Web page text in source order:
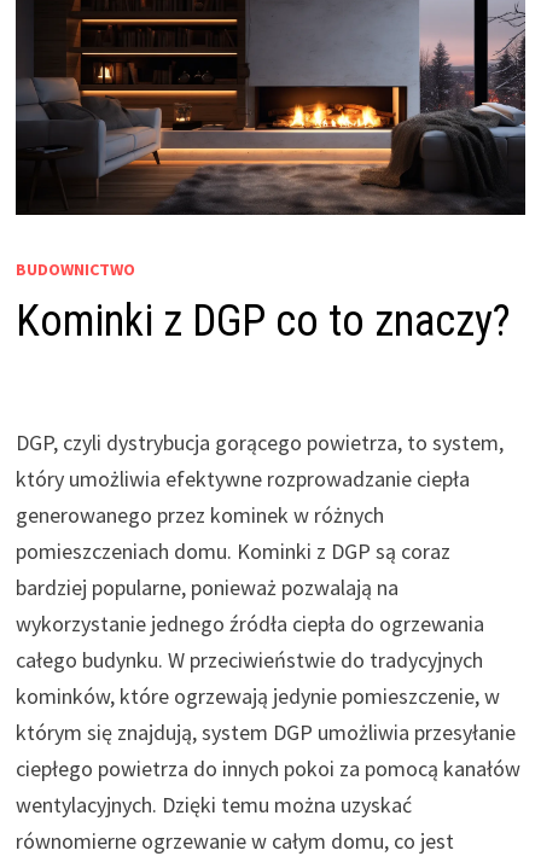
BUDOWNICTWO
Kominki z DGP co to znaczy?
DGP, czyli dystrybucja gorącego powietrza, to system,
który umożliwia efektywne rozprowadzanie ciepła
generowanego przez kominek w różnych
pomieszczeniach domu. Kominki z DGP są coraz
bardziej popularne, ponieważ pozwalają na
wykorzystanie jednego źródła ciepła do ogrzewania
całego budynku. W przeciwieństwie do tradycyjnych
kominków, które ogrzewają jedynie pomieszczenie, w
którym się znajdują, system DGP umożliwia przesyłanie
ciepłego powietrza do innych pokoi za pomocą kanałów
wentylacyjnych. Dzięki temu można uzyskać
równomierne ogrzewanie w całym domu, co jest